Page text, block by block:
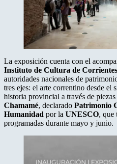
La exposición cuenta con el
Instituto de Cultura de Corrientes
autoridades nacionales de
tres ejes: el arte correntino desde
historia provincial a través de
Chamamé, declarado Patrimonio
Humanidad por la UNESCO, que
programadas durante mayo y junio.